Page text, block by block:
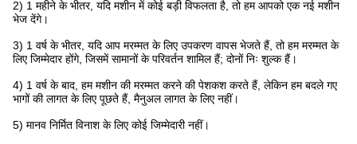
2) 1 महीने के भीतर, यदि मशीन में कोई बड़ी विफलता है, तो हम आपको एक नई मशीन
भेज देंगे।
3) 1 वर्ष के भीतर, यदि आप मरम्मत के लिए उपकरण वापस भेजते हैं, तो हम मरम्मत के
लिए जिम्मेदार होंगे, जिसमें सामानों के परिवर्तन शामिल हैं; दोनों निः शुल्क हैं।
4) 1 वर्ष के बाद, हम मशीन की मरम्मत करने की पेशकश करते हैं, लेकिन हम बदले गए
भागों की लागत के लिए पूछते हैं, मैनुअल लागत के लिए नहीं।
5) मानव निर्मित विनाश के लिए कोई जिम्मेदारी नहीं।